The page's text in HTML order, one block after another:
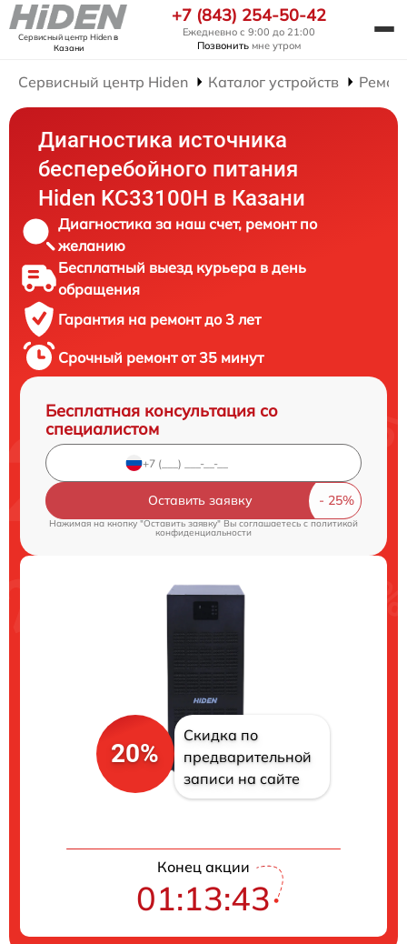
Сервисный центр Hidenв
Казани
+7 (843) 254-50-42
Ежедневно с 9:00 до 21:00
Позвонить мне утром
Сервисный центр Hiden Каталог устройств
Диагностика источника
бесперебойного питания
Hiden KC33100H в Казани
Диагностика за наш счет, ремонт по
желанию
Бесплатный выезд курьера в день
обращения
Гарантия на ремонт до 3 лет
Срочный ремонт от 35 минут
Бесплатная консультация со
специалистом
Оставить заявку
Нажимая на кнопку "Оставить заявку" Вы соглашаетесь c политикой
конфиденциальности
20%
Скидка по
предварительной
записи на сайте
Конец акции
01:13:43